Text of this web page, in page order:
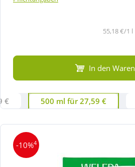
55,18 €/1
In den
€ 500 ml für 27,59 €
-10%4